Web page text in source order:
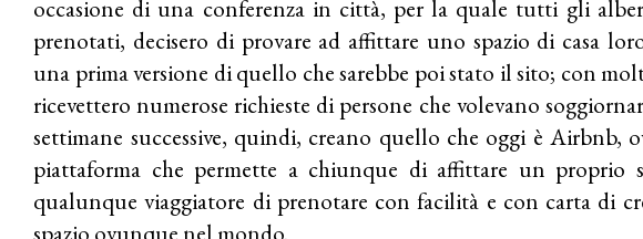
occasione di una conferenza in città, per la quale tutti gli
prenotati, decisero di provare ad affittare uno spazio di casa
una prima versione di quello che sarebbe poi stato il sito; con
ricevettero numerose richieste di persone che volevano
settimane successive, quindi, creano quello che oggi è Airbnb,
piattaforma che permette a chiunque di affittare un proprio
qualunque viaggiatore di prenotare con facilità e con carta di
spazio ovunque nel mondo.